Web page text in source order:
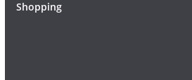
Shopping